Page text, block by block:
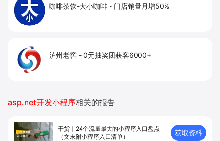
咖啡茶饮-大小咖啡 - 门店销量月增50%
泸州老窖 - 0元抽奖团获客6000+
asp.net开发小程序相关的报告
干货｜24个流量最大的小程序入口盘点
（文末附小程序入口清单）
获取资料